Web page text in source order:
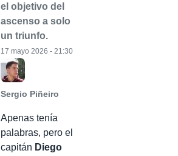
el objetivo del
ascenso a solo
un triunfo.
Sergio Piñeiro
17 mayo 2026 - 21:30
Apenas tenía
palabras, pero el
capitán Diego